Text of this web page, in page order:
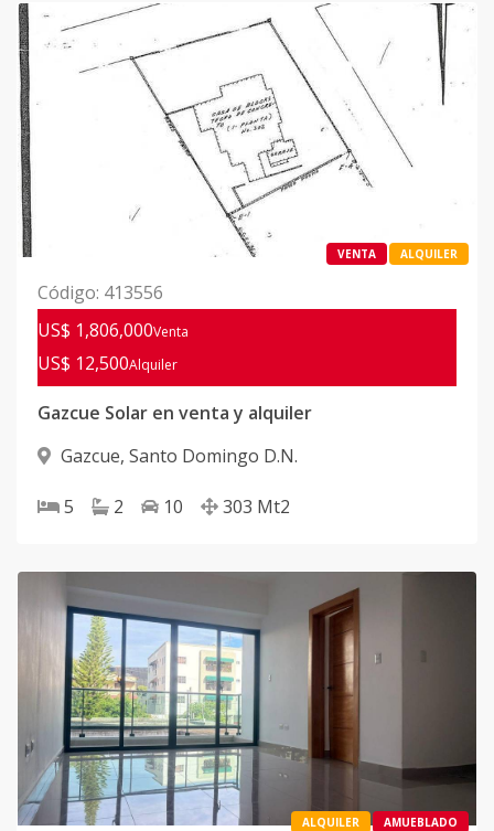
VENTA ALQUILER
Código: 413556
US$ 1,806,000Venta
US$ 12,500Alquiler
Gazcue Solar en venta y alquiler
Gazcue, Santo Domingo D.N.
5 2 10 303 Mt2
ALQUILER AMUEBLADO